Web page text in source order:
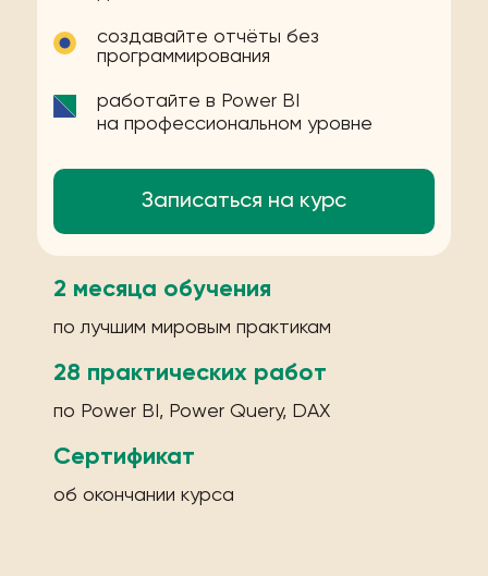
Записаться на курс
создавайте отчёты без
программирования
работайте в Power BI
на профессиональном уровне
2 месяца обучения
по лучшим мировым практикам
Сертификат
об окончании курса
28 практических работ
по Power BI, Power Query, DAX